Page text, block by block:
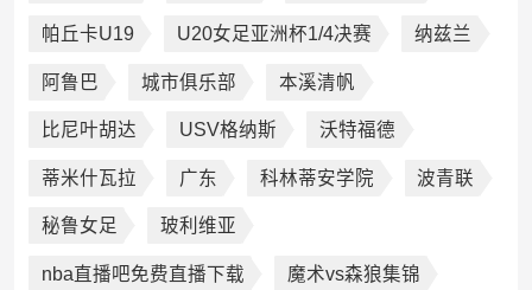
帕丘卡U19 U20女足亚洲杯1/4决赛 纳兹兰
阿鲁巴 城市俱乐部 本溪清帆
比尼叶胡达 USV格纳斯 沃特福德
蒂米什瓦拉 广东 科林蒂安学院 波青联
秘鲁女足 玻利维亚
nba直播吧免费直播下载 魔术vs森狼集锦